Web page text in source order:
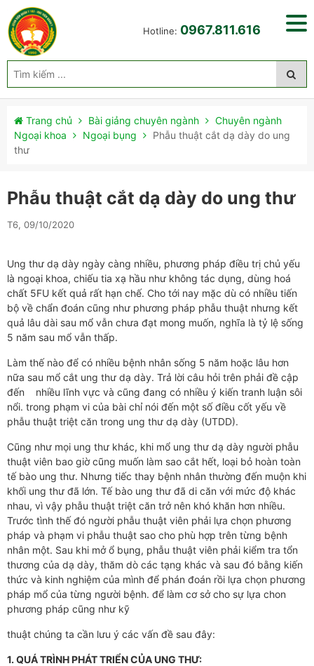
Hotline: 0967.811.616
Trang chủ Bài giảng chuyên ngành
Chuyên ngành
Ngoại khoa
Ngoại bụng
Phẫu thuật cắt dạ dày do ung
thư
Phẫu thuật cắt dạ dày do ung thư
T6, 09/10/2020
Ung thư dạ dày ngày càng nhiều, phương pháp điều trị chủ yếu
là ngoại khoa, chiếu tia xạ hầu như không tác dụng, dùng hoá
chất 5FU kết quả rất hạn chế. Cho tới nay mặc dù có nhiều tiến
bộ về chẩn đoán cũng như phương pháp phẫu thuật nhưng kết
quả lâu dài sau mổ vẫn chưa đạt mong muốn, nghĩa là tỷ lệ sống
5 năm sau mổ vẫn thấp.
Làm thế nào để có nhiều bệnh nhân sống 5 năm hoặc lâu hơn
nữa sau mổ cắt ung thư dạ dày. Trả lời câu hỏi trên phải đề cập
đến nhiều lĩnh vực và cũng đang có nhiều ý kiến tranh luận sôi
nổi. trong phạm vi của bài chỉ nói đến một số điều cốt yếu về
phẫu thuật triệt căn trong ung thư dạ dày (UTDD).
Cũng như mọi ung thư khác, khi mổ ung thư dạ dày người phẫu
thuật viên bao giờ cũng muốn làm sao cắt hết, loại bỏ hoàn toàn
tế bào ung thư. Nhưng tiếc thay bệnh nhân thường đến muộn khi
khối ung thư đã lớn. Tế bào ung thư đã di căn với mức độ khác
nhau, vì vậy phẫu thuật triệt căn trở nên khó khăn hơn nhiều.
Trước tình thế đó người phẫu thuật viên phải lựa chọn phương
pháp và phạm vi phẫu thuật sao cho phù hợp trên từng bệnh
nhân một. Sau khi mở ổ bụng, phẫu thuật viên phải kiểm tra tổn
thương của dạ dày, thăm dò các tạng khác và sau đó bằng kiến
thức và kinh nghiệm của mình để phán đoán rồi lựa chọn phương
pháp mổ của từng người bệnh. để làm cơ sở cho sự lựa chon
phương pháp cũng như kỹ
thuật chúng ta cần lưu ý các vấn đề sau đây:
1. QUÁ TRÌNH PHÁT TRIỂN CỦA UNG THƯ: